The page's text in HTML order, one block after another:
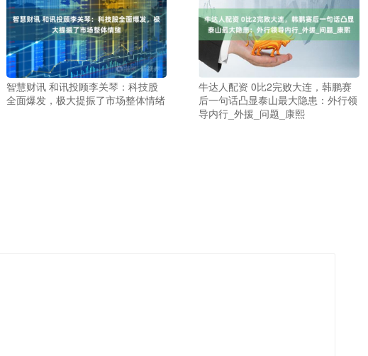
智慧财讯 和讯投顾李关琴：科技股
全面爆发，极大提振了市场整体情绪
牛达人配资 0比2完败大连，韩鹏赛
后一句话凸显泰山最大隐患：外行领
导内行_外援_问题_康熙